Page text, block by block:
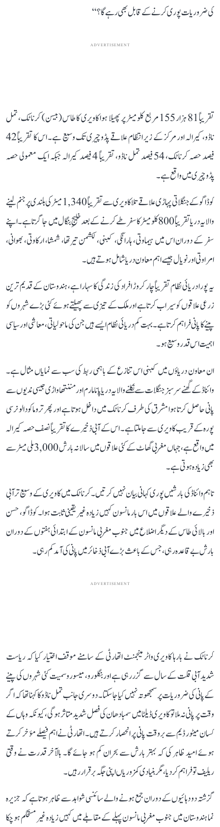
کی ضروریات پوری کرنے کے قابل بھی رہے گا؟‘‘
ADVERTISEMENT
تقریباً 81 ہزار 155 مربع کلومیٹر پر پھیلا ہوا کاویری کا طاس (بیسن) کرناٹک، تمل
ناڈو، کیرالہ اور مرکز کے زیر انتظام علاقے پڈوچیری تک وسیع ہے۔ اس کا تقریباً 42
فیصد حصہ کرناٹک، 54 فیصد تمل ناڈو، تقریباً 4 فیصد کیرالہ جبکہ ایک معمولی حصہ
پڈوچیری میں واقع ہے۔
کوڈاگو کے جنگلاتی پہاڑی علاقے تلاکاویری سے تقریباً 1,340 میٹر کی بلندی پر جنم لینے
والا یہ دریا تقریباً 800 کلومیٹر کا سفر طے کرنے کے بعد خلیجِ بنگال میں جا گرتا ہے۔ اپنے
سفر کے دوران اس میں ہیماوتی، ہارانگی، کبنی، لکشمن تیرتھا، شمشا، ارکاوتی، بھوانی،
امراوتی اور نویال جیسے اہم معاون دریا شامل ہوتے ہیں۔
یہ پورا دریائی نظام تقریباً چار کروڑ افراد کی زندگی کا سہارا ہے، ہندوستان کے قدیم ترین
زرعی علاقوں کو سیراب کرتا ہے اور ملک کے تیزی سے پھیلتے ہوئے کئی بڑے شہروں کو
پینے کا پانی فراہم کرتا ہے۔ بہت کم دریائی نظام ایسے ہیں جن کی ماحولیاتی، معاشی اور سیاسی
اہمیت اس قدر وسیع ہو۔
ان معاون دریاؤں میں کبنی اس تنازع کے باہمی ربط کی سب سے نمایاں مثال ہے۔
وائناڈ کے گھنے سرسبز جنگلات سے نکلنے والا یہ دریا پانامارم اور مننتھاواڑی جیسی ندیوں سے
پانی حاصل کرتا ہوا مشرق کی طرف کرناٹک میں داخل ہوتا ہے اور پھر تروماکودالو نرسی
پورہ کے قریب کاویری سے جا ملتا ہے۔ اس کے آبی ذخیرے کا تقریباً نصف حصہ کیرالہ
میں واقع ہے، جہاں مغربی گھاٹ کے کئی علاقوں میں سالانہ بارش 3,000 ملی میٹر سے
بھی زیادہ ہوتی ہے۔
تاہم وائناڈ کی بارشیں پوری کہانی بیان نہیں کرتیں۔ کرناٹک میں کاویری کے وسیع تر آبی
ذخیرے والے علاقوں میں اس بار مانسون کہیں زیادہ غیر یقینی ثابت ہوا۔ کوڈاگو، حسن
اور بالائی طاس کے دیگر اضلاع میں جنوب مغربی مانسون کے ابتدائی ہفتوں کے دوران
بارش بے قاعدہ رہی، جس کے باعث بڑے آبی ذخائر میں پانی کی آمد کم رہی۔
ADVERTISEMENT
کرناٹک نے بارہا کاویری واٹر مینجمنٹ اتھارٹی کے سامنے موقف اختیار کیا کہ ریاست
شدید آبی قلت کے سال سے گزر رہی ہے اور بنگلورو، میسورو سمیت کئی شہروں کی پینے
کے پانی کی ضروریات پر سمجھوتہ نہیں کیا جا سکتا۔ دوسری جانب تمل ناڈو کا کہنا تھا کہ اگر
وقت پر پانی نہ ملا تو کاویری ڈیلٹا میں سمبا دھان کی فصل شدید متاثر ہوگی، کیونکہ وہاں کے
کسان میٹور ڈیم سے بروقت پانی پر انحصار کرتے ہیں۔ اتھارٹی نے اہم فیصلے مؤخر کرتے
ہوئے امید ظاہر کی کہ بہتر بارش سے بحران کم ہو جائے گا۔ بالآخر قدرت نے وقتی
ریلیف تو فراہم کر دیا، مگر بنیادی کمزوریاں اپنی جگہ برقرار رہیں۔
گزشتہ دو دہائیوں کے دوران جمع ہونے والے سائنسی شواہد سے ظاہر ہوتا ہے کہ جزیرہ
نما ہندوستان میں جنوب مغربی مانسون پہلے کے مقابلے میں کہیں زیادہ غیر مستحکم ہو چکا